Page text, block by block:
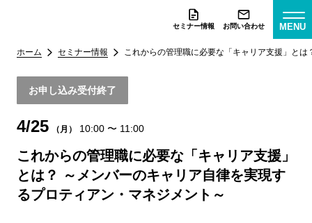
セミナー情報 お問い合わせ MENU
ホーム セミナー情報 これからの管理職に必要な「キャリア支援」と
お申し込み受付終了
4/25 （月） 10:00 〜 11:00
これからの管理職に必要な「キャリア支援」
とは？ ～メンバーのキャリア自律を実現す
るプロティアン・マネジメント～